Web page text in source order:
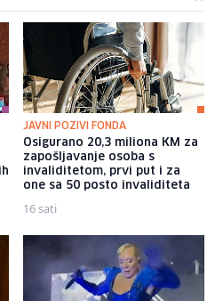
JAVNI POZIVI FONDA
Osigurano 20,3 miliona KM za
zapošljavanje osoba s
invaliditetom, prvi put i za
one sa 50 posto invaliditeta
16 sati